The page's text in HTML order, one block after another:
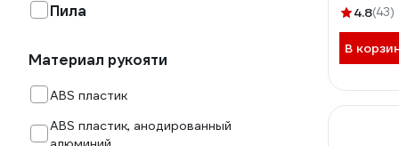
Пила
Материал рукояти
ABS пластик
ABS пластик, анодированный
4.8(43)
В